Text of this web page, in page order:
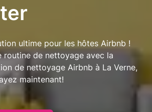
ultime pour les hôtes Airbnb !
routine de nettoyage avec la
de nettoyage Airbnb à La Verne,
maintenant!